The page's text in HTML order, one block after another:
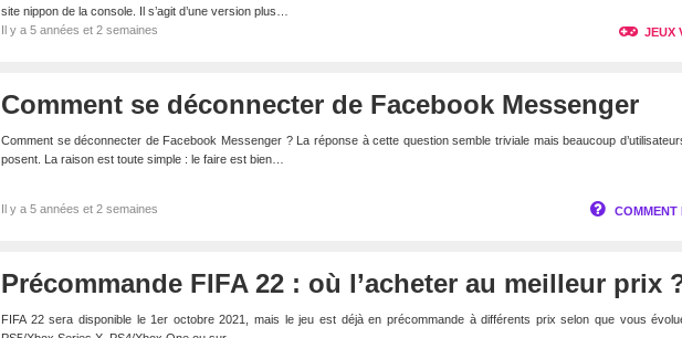
site nippon de la console. Il s’agit d’une version plus…
Il y a 5 années et 2 semaines
JEUX
Comment se déconnecter de Facebook Messenger
Comment se déconnecter de Facebook Messenger ? La réponse à cette question semble triviale mais beaucoup
posent. La raison est toute simple : le faire est bien…
Il y a 5 années et 2 semaines COMMENT
Précommande FIFA 22 : où l’acheter au meilleur prix
FIFA 22 sera disponible le 1er octobre 2021, mais le jeu est déjà en précommande à différents prix selon que vous